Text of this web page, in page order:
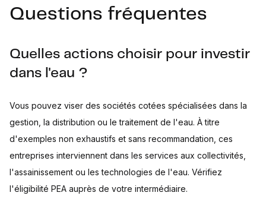
Questions fréquentes
Quelles actions choisir pour investir
dans l'eau ?
Vous pouvez viser des sociétés cotées spécialisées dans la
gestion, la distribution ou le traitement de l'eau. À titre
d'exemples non exhaustifs et sans recommandation, ces
entreprises interviennent dans les services aux collectivités,
l'assainissement ou les technologies de l'eau. Vérifiez
l'éligibilité PEA auprès de votre intermédiaire.